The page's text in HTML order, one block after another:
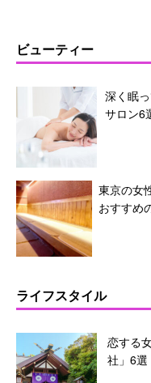
ビューティー
深く眠
サロン6
東京の女
おすすめ
ライフスタイル
恋する
社」6選